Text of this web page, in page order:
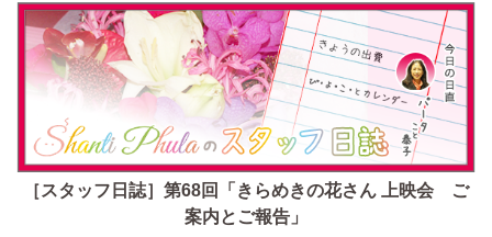
［スタッフ日誌］第68回「きらめきの花さん 上映会 ご
案内とご報告」